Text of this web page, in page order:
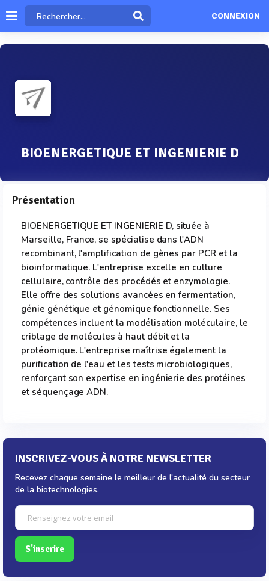
CONNEXION
BIOENERGETIQUE ET INGENIERIE D
Présentation
BIOENERGETIQUE ET INGENIERIE D, située à
Marseille, France, se spécialise dans l'ADN
recombinant, l'amplification de gènes par PCR et la
bioinformatique. L'entreprise excelle en culture
cellulaire, contrôle des procédés et enzymologie.
Elle offre des solutions avancées en fermentation,
génie génétique et génomique fonctionnelle. Ses
compétences incluent la modélisation moléculaire, le
criblage de molécules à haut débit et la
protéomique. L'entreprise maîtrise également la
purification de l'eau et les tests microbiologiques,
renforçant son expertise en ingénierie des protéines
et séquençage ADN.
INSCRIVEZ-VOUS À NOTRE NEWSLETTER
Recevez chaque semaine le meilleur de l'actualité du secteur
de la biotechnologies.
S'inscrire